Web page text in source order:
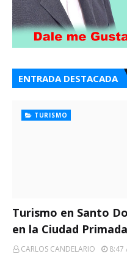
ENTRADA DESTACADA
TURISMO
Turismo en Santo
en la Ciudad
CARLOS CANDELARIO
8:47